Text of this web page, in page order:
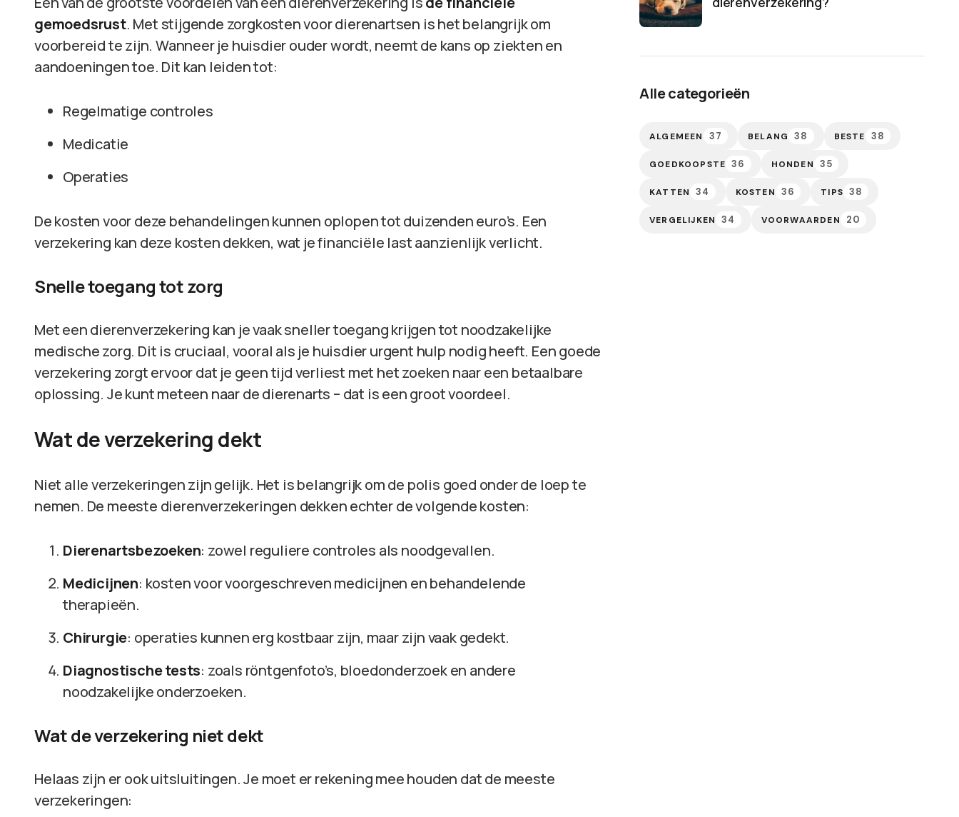
gemoedsrust. Met stijgende zorgkosten voor dierenartsen is het belangrijk om
voorbereid te zijn. Wanneer je huisdier ouder wordt, neemt de kans op ziekten en
aandoeningen toe. Dit kan leiden tot:
Regelmatige controles
Medicatie
Operaties
De kosten voor deze behandelingen kunnen oplopen tot duizenden euro’s. Een
verzekering kan deze kosten dekken, wat je financiële last aanzienlijk verlicht.
Snelle toegang tot zorg
Met een dierenverzekering kan je vaak sneller toegang krijgen tot noodzakelijke
medische zorg. Dit is cruciaal, vooral als je huisdier urgent hulp nodig heeft. Een goede
verzekering zorgt ervoor dat je geen tijd verliest met het zoeken naar een betaalbare
oplossing. Je kunt meteen naar de dierenarts – dat is een groot voordeel.
Wat de verzekering dekt
Niet alle verzekeringen zijn gelijk. Het is belangrijk om de polis goed onder de loep te
nemen. De meeste dierenverzekeringen dekken echter de volgende kosten:
Dierenartsbezoeken: zowel reguliere controles als noodgevallen.
Medicijnen: kosten voor voorgeschreven medicijnen en behandelende
therapieën.
Chirurgie: operaties kunnen erg kostbaar zijn, maar zijn vaak gedekt.
Diagnostische tests: zoals röntgenfoto’s, bloedonderzoek en andere
noodzakelijke onderzoeken.
Wat de verzekering niet dekt
Helaas zijn er ook uitsluitingen. Je moet er rekening mee houden dat de meeste
verzekeringen:
Alle categorieën
ALGEMEEN 37 BELANG 38 BESTE 38
GOEDKOOPSTE 36 HONDEN 35
KATTEN 34 KOSTEN 36 TIPS 38
VERGELIJKEN 34 VOORWAARDEN 20